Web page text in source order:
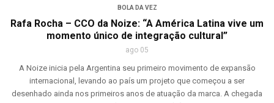
BOLA DA VEZ
Rafa Rocha – CCO da Noize: “A América Latina vive um
momento único de integração cultural”
ago 05
A Noize inicia pela Argentina seu primeiro movimento de expansão
internacional, levando ao país um projeto que começou a ser
desenhado ainda nos primeiros anos de atuação da marca. A chegada